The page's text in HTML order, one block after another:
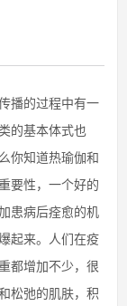
播的过程中有一
的基本体式也
你知道热瑜伽和
要性，一个好的
患病后痊愈的机
起来。人们在疫
都增加不少，很
松弛的肌肤，积